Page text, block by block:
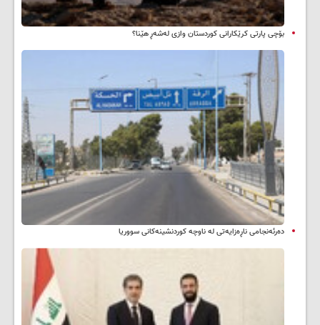
بۆچی پارتی کرێکارانی کوردستان وازی لەشەڕ هێنا؟
دەرئەنجامی ناڕەزایەتی لە ناوچە کوردنشینەکانی سووریا